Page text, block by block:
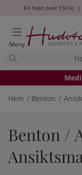
Fri frakt över 150 kr|
Meny
Hem Benton
Benton /